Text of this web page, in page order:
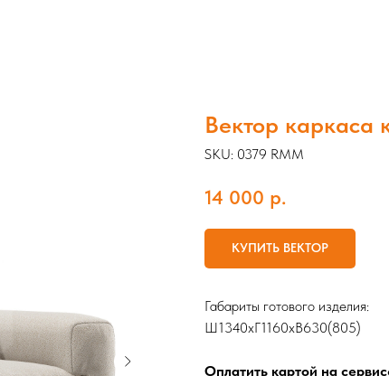
Вектор каркаса
SKU: 0379 RMM
14 000 р.
КУПИТЬ ВЕКТОР
Габариты готового изделия:
Ш1340хГ1160хВ630(805)
Оплатить картой на